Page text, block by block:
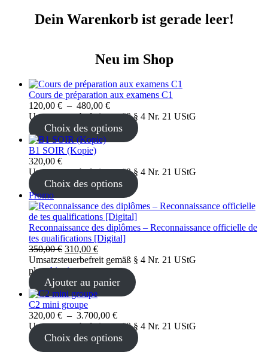
Dein Warenkorb ist gerade leer!
Neu im Shop
Cours de préparation aux examens C1
120,00 € – 480,00 €Plage
de
prix :
120,00 €
Umsatzsteuerbefreit gemäß § 4 Nr. 21 UStG
Choix des options
B1 SOIR (Kopie)
320,00 €
Umsatzsteuerbefreit gemäß § 4 Nr. 21 UStG
Choix des options
PromoProduit
en
promotion
Reconnaissance des diplômes – Reconnaissance officielle de
tes qualifications [Digital]
350,00€ Le
prix
initial
était :
350,00 €.
310,00 €Le
prix
actuel
est :
310,00 €.
Umsatzsteuerbefreit gemäß § 4 Nr. 21 UStG
plusshipping
Ajouter au panier
C2 mini groupe
320,00 € – 3.700,00 €Plage
de
prix :
320,00 €
Umsatzsteuerbefreit gemäß § 4 Nr. 21 UStG
Choix des options